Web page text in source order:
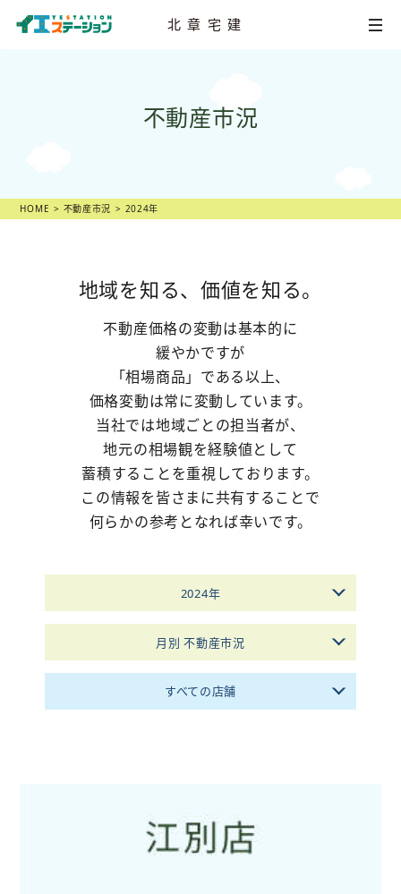
北章宅建
スタッフ紹介
不動産市況
ヒント
ブログ
管理相談
不動産市況
HOME 不動産市況 2024年
地域を知る、価値を知る。
不動産価格の変動は基本的に
緩やかですが
「相場商品」である以上、
価格変動は常に変動しています。
当社では地域ごとの担当者が、
地元の相場観を経験値として
蓄積することを重視しております。
この情報を皆さまに共有することで
何らかの参考となれば幸いです。
2024年
月別 不動産市況
すべての店舗